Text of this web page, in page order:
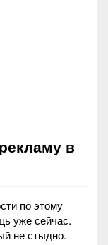
в
по этому
уже сейчас.
не стыдно.